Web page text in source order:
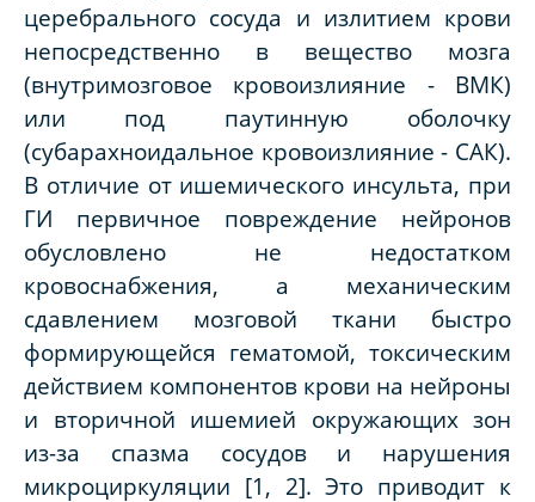
церебрального сосуда и излитием крови
непосредственно в вещество мозга
(внутримозговое кровоизлияние - ВМК)
или под паутинную оболочку
(субарахноидальное кровоизлияние - САК).
В отличие от ишемического инсульта, при
ГИ первичное повреждение нейронов
обусловлено не недостатком
кровоснабжения, а механическим
сдавлением мозговой ткани быстро
формирующейся гематомой, токсическим
действием компонентов крови на нейроны
и вторичной ишемией окружающих зон
из-за спазма сосудов и нарушения
микроциркуляции [1, 2]. Это приводит к